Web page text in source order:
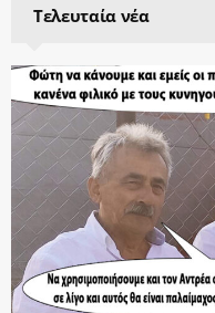
Τελευταία νέα